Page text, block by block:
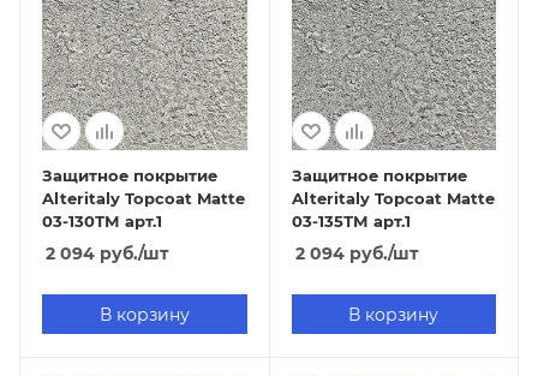
Защитное покрытие
Alteritaly Topcoat Matte
03-130ТМ арт.1
2 094 руб./шт
В корзину
Защитное покрытие
Alteritaly Topcoat Matte
03-135ТМ арт.1
2 094руб./шт
В корзину